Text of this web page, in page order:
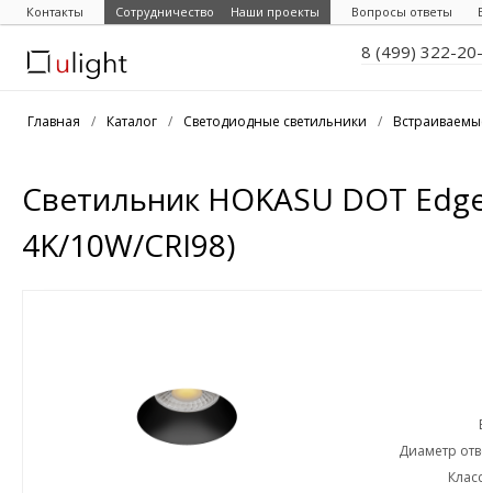
Контакты Сотрудничество Наши проекты Вопросы ответы
8 (499) 322-
Главная / Каталог / Светодиодные светильники /
Светильник HOKASU DOT
4K/10W/CRI98)
Диаметр